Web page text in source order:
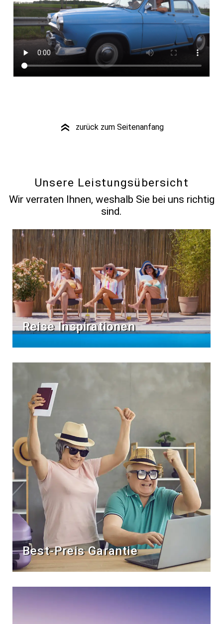
» zurück zum Seitenanfang
Unsere Leistungsübersicht
Wir verraten Ihnen, weshalb Sie bei uns richtig
sind.
Reise Inspirationen
Best-Preis Garantie